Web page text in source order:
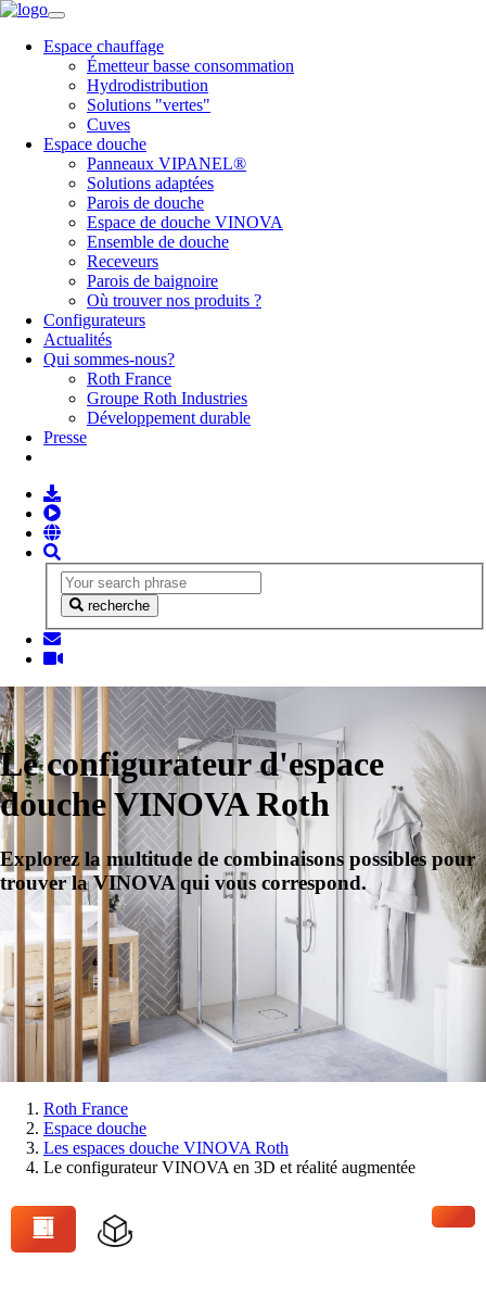
Espace chauffage
Émetteur basse consommation
Hydrodistribution
Solutions "vertes"
Cuves
Espace douche
Panneaux VIPANEL®
Solutions adaptées
Parois de douche
Espace de douche VINOVA
Ensemble de douche
Receveurs
Parois de baignoire
Où trouver nos produits ?
Configurateurs
Actualités
Qui sommes-nous?
Roth France
Groupe Roth Industries
Développement durable
Presse
recherche
Le configurateur d'espace
douche VINOVA Roth
Explorez la multitude de combinaisons possibles pour
trouver la VINOVA qui vous correspond.
Vous
êtes
Roth France
Espace douche
Les espaces douche VINOVA Roth
Le configurateur VINOVA en 3D et réalité augmentée